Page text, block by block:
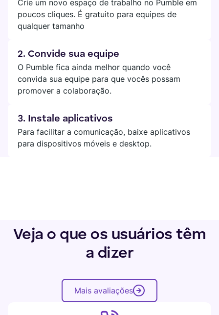
Crie um novo espaço de trabalho no Pumble em
poucos cliques. É gratuito para equipes de
qualquer tamanho
2. Convide sua equipe
O Pumble fica ainda melhor quando você
convida sua equipe para que vocês possam
promover a colaboração.
3. Instale aplicativos
Para facilitar a comunicação, baixe aplicativos
para dispositivos móveis e desktop.
Veja o que os usuários têm
a dizer
Mais avaliações